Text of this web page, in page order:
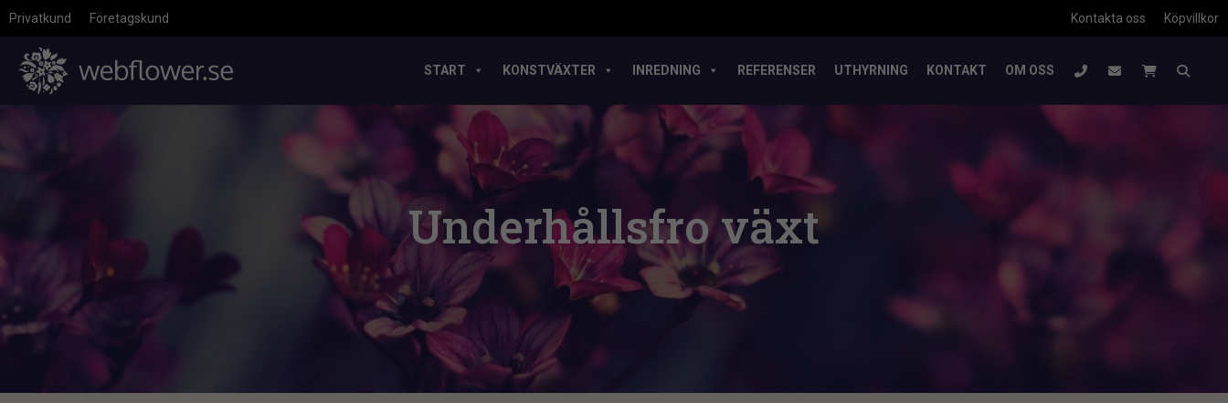
Privatkund Företagskund Köpvillkor
Kontakta oss
START KONSTVÄXTER INREDNING REFERENSER UTHYRNING KONTAKT OM OSS
Underhållsfro växt